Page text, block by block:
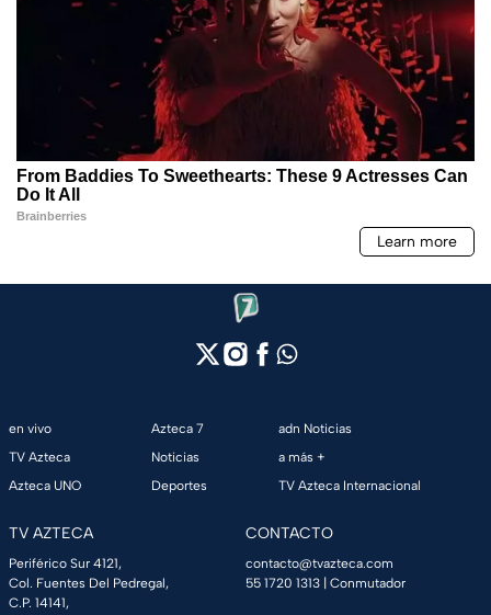
en vivo
TV Azteca
Azteca UNO
Azteca 7
Noticias
Deportes
adn Noticias
a más +
TV Azteca Internacional
TV AZTECA
Periférico Sur 4121,
Col. Fuentes Del Pedregal,
C.P. 14141,
CONTACTO
contacto@tvazteca.com
55 1720 1313 | Conmutador